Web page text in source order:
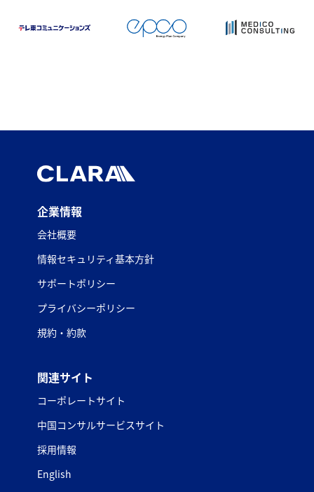
企業情報
会社概要
情報セキュリティ基本方針
サポートポリシー
プライバシーポリシー
規約・約款
関連サイト
コーポレートサイト
中国コンサルサービスサイト
採用情報
English